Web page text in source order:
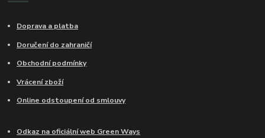
Doprava a platba
Doručení do zahraničí
Obchodní podmínky
Vrácení zboží
Online odstoupení od smlouvy
Odkaz na oficiální web Green Ways